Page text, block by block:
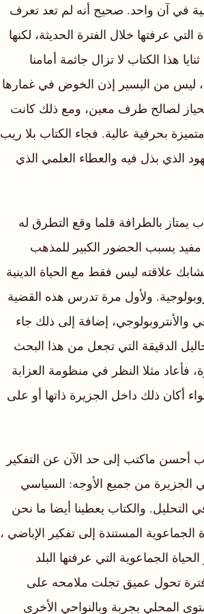
في آن واحد. صحيح أنه لم تعد تعرف
عرفتها خلال الفترة الحديثة، لكنها
هذا الكتاب لا تزال جاثمة أمامنا
ليس من اليسير إذن الخوض في غمارها
لصالح طرف معين، ومع ذلك كانت
بحرفية عالية. فجاء الكتاب بلا ريب
الذي بذل فيه والعطاء العلمي الذي
يمتاز بالطرافة قلما وقع التطرق له
يسبب الحضور الكبير للمذهب
علاقته ليس فقط مع الحياة الدينية
ولأول مرة تدرس هذه القضية
والأنتروبولوجي، إضافة إلى ذلك جاء
الدقيقة التي تجعل من هذا البحث
فأعاد مثلا النظر في منظومة العزابة
أكان ذلك داخل الجزيرة ذاتها أو على
أحسن ماكتب إلى حد الآن عن التفكير
الجزيرة من جميع الأوجه: السياسي
التحليل. والكتاب يعطينا أيضا ما نحن
المستندة إلى تفكير الإباضي ،
الجماعوية التي عرفتها البلد
فترة تحول عميق تجلت ملامحه على
المحلي بجربة وبالنواحي الأخرى